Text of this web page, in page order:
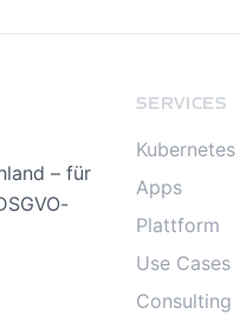
– für
SERVICES
Kubernetes
Apps
Plattform
Use Cases
Consulting